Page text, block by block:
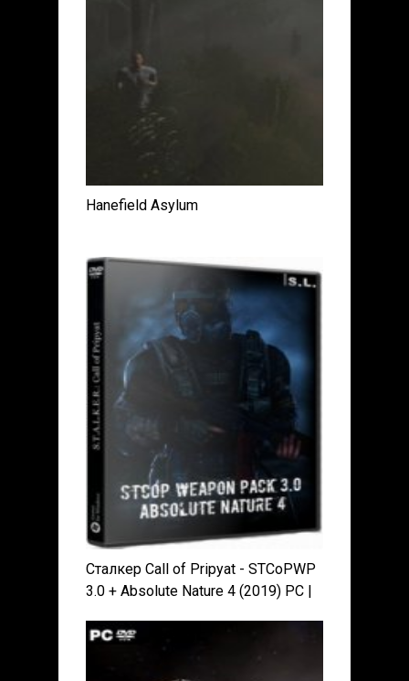
Hanefield Asylum
Сталкер Call of Pripyat - STCoPWP
3.0 + Absolute Nature 4 (2019) PC |